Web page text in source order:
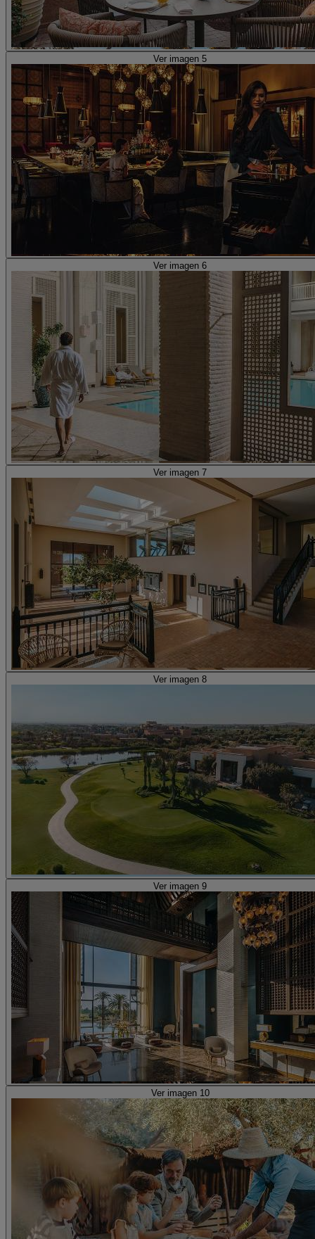
Ver imagen 5
Ver imagen 6
Ver imagen 7
Ver imagen 8
Ver imagen 9
Ver imagen 10